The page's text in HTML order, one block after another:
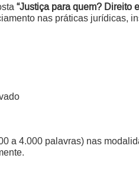
“Justiça para quem? Direito
nas práticas jurídicas,
a 4.000 palavras) nas